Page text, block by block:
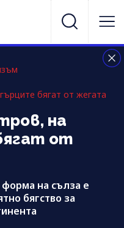
бягат от жегата
на
от
на сълза е
бягство за